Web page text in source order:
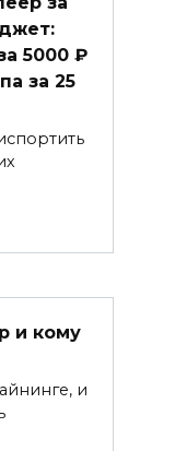
5000 ₽
за 25
и кому
и